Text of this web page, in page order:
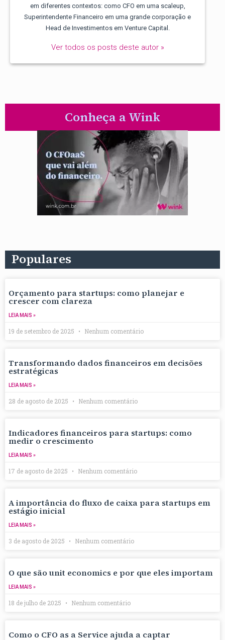
em diferentes contextos: como CFO em uma scaleup,
Superintendente Financeiro em uma grande corporação e
Head de Investimentos em Venture Capital.
Ver todos os posts deste autor »
Conheça a Wink
Populares
Orçamento para startups: como planejar e
crescer com clareza
LEIA MAIS »
19 de setembro de 2025 Nenhum comentário
Transformando dados financeiros em decisões
estratégicas
LEIA MAIS »
28 de agosto de 2025 Nenhum comentário
Indicadores financeiros para startups: como
medir o crescimento
LEIA MAIS »
17 de agosto de 2025 Nenhum comentário
A importância do fluxo de caixa para startups em
estágio inicial
LEIA MAIS »
3 de agosto de 2025 Nenhum comentário
O que são unit economics e por que eles importam
LEIA MAIS »
18 de julho de 2025 Nenhum comentário
Como o CFO as a Service ajuda a captar